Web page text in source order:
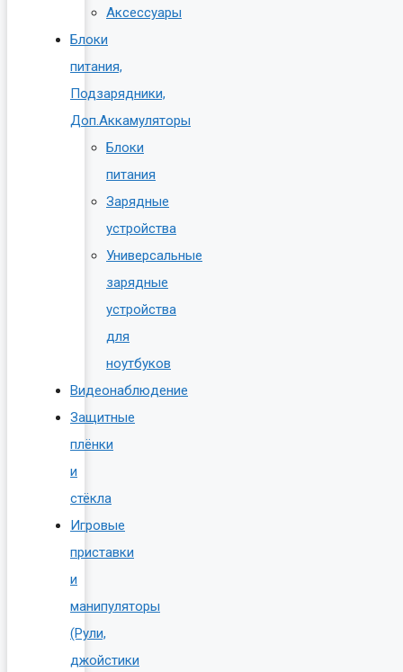
Аксессуары
Блоки
питания,
Подзарядники,
Доп.Аккамуляторы
Блоки
питания
Зарядные
устройства
Универсальные
зарядные
устройства
для
ноутбуков
Видеонаблюдение
Защитные
плёнки
и
стёкла
Игровые
приставки
и
манипуляторы
(Рули,
джойстики